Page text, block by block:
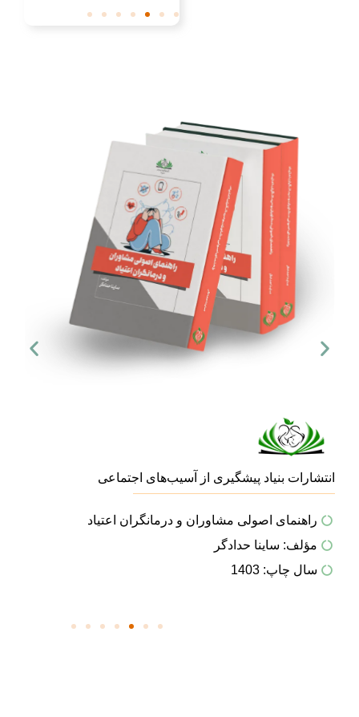
انتشارات بنیاد پیشگیری از آسیب‌های اجتماعی
راهنمای اصولی مشاوران و درمانگران اعتیاد
مؤلف: ساینا حدادگر
سال چاپ: 1403